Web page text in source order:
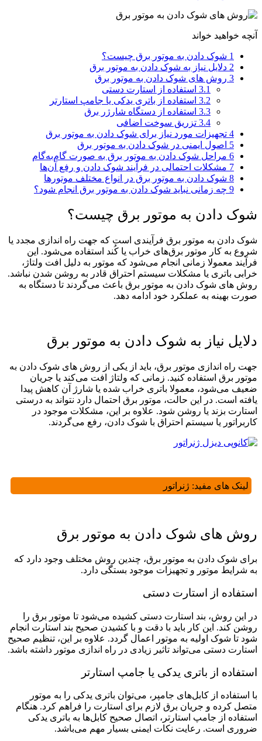
آنچه خواهید خواند
1 شوک دادن به موتور برق چیست؟
2 دلایل نیاز به شوک دادن به موتور برق
3 روش‌‌ های شوک دادن به موتور برق
3.1 استفاده از استارت دستی
3.2 استفاده از باتری یدکی یا جامپ استارتر
3.3 استفاده از دستگاه شارژر برق
3.4 تزریق سوخت اضافی
4 تجهیزات مورد نیاز برای شوک دادن به موتور برق
5 اصول ایمنی در شوک دادن به موتور برق
6 مراحل شوک دادن به موتور برق به صورت گام‌به‌گام
7 مشکلات احتمالی در فرآیند شوک دادن و رفع آن‌ها
8 شوک دادن به موتور برق در انواع مختلف موتورها
9 چه زمانی نباید شوک دادن به موتور برق انجام شود؟
شوک دادن به موتور برق چیست؟
شوک دادن به موتور برق فرآیندی است که جهت راه‌ اندازی مجدد یا
شروع به کار موتور برق‌های خراب یا کُند استفاده می‌‌شود. این
فرآیند معمولا زمانی انجام می‌شود که موتور به دلیل افت ولتاژ،
خرابی باتری یا مشکلات سیستم احتراق قادر به روشن شدن نباشد.
روش‌ های شوک دادن به موتور برق باعث می‌گردند تا دستگاه به
صورت بهینه به عملکرد خود ادامه دهد.
دلایل نیاز به شوک دادن به موتور برق
جهت راه اندازی موتور برق، باید از یکی از روش‌ های شوک دادن به
موتور برق استفاده کنید. زمانی که ولتاژ افت می‌کند یا جریان
ضعیف می‌شود، معمولا باتری خراب شده یا شارژ آن کاهش پیدا
یافته است. در این حالت، موتور برق احتمال دارد نتواند به ‌درستی
استارت بزند یا روشن شود. علاوه بر این، مشکلات موجود در
کاربراتور یا سیستم احتراق با شوک دادن، رفع می‌گردند.
لینک های مفید: ژنراتور
روش‌‌ های شوک دادن به موتور برق
برای شوک دادن به موتور برق، چندین روش مختلف وجود دارد که
به شرایط موتور و تجهیزات موجود بستگی دارد.
استفاده از استارت دستی
در این روش، بند استارت دستی کشیده می‌شود تا موتور برق را
روشن کند. این کار باید با دقت و با کشیدن صحیح بند استارت انجام
شود تا شوک اولیه به موتور اعمال گردد. علاوه بر این، تنظیم صحیح
استارت دستی می‌تواند تاثیر زیادی در راه ‌اندازی موتور داشته باشد.
استفاده از باتری یدکی یا جامپ استارتر
با استفاده از کابل‌‌های جامپر، می‌‌توان باتری یدکی را به موتور
متصل کرده و جریان برق لازم برای استارت را فراهم کرد. هنگام
استفاده از جامپ استارتر، اتصال صحیح کابل‌‌ها به باتری یدکی
ضروری است. رعایت نکات ایمنی بسیار مهم می‌باشد.